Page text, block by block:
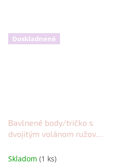
Doskladnené
Bavlnené body/tričko s
dvojitým volánom ružové
Skladom (1 ks)